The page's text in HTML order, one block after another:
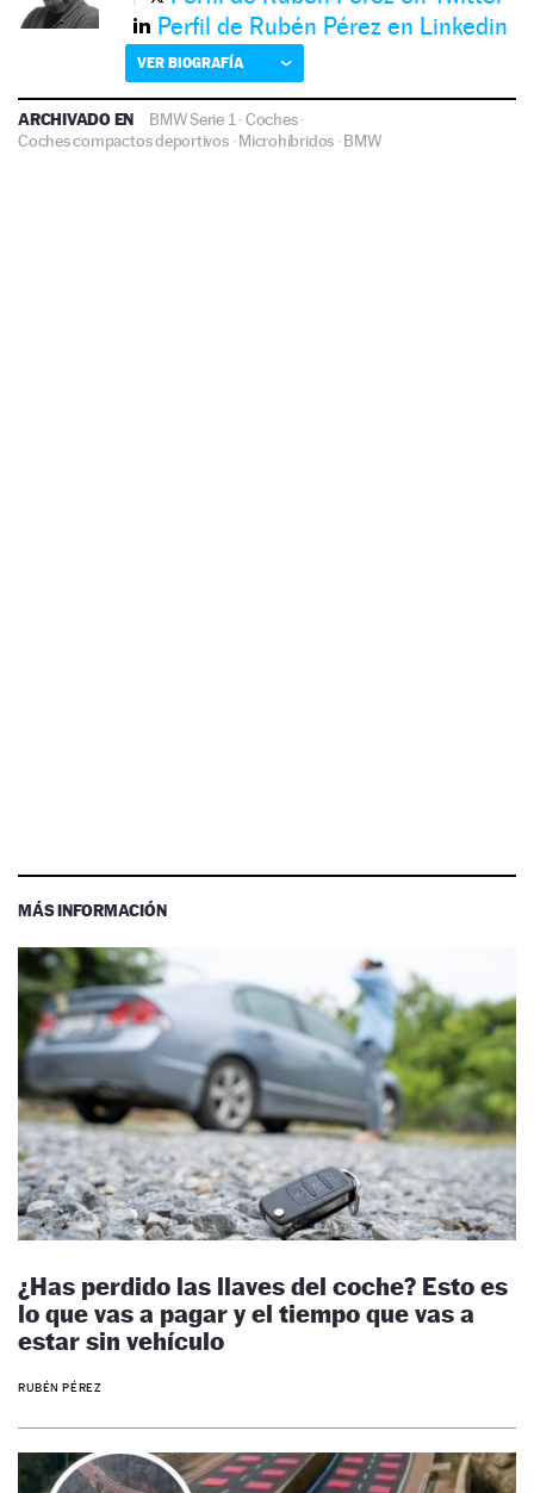
Perfil de Rubén Pérez en Linkedin
VER BIOGRAFÍA
ARCHIVADO EN BMW Serie 1·Coches·
Coches compactos deportivos·Microhíbridos ·BMW
MÁS INFORMACIÓN
¿Has perdido las llaves del coche? Esto es
lo que vas a pagar y el tiempo que vas a
estar sin vehículo
RUBÉN PÉREZ